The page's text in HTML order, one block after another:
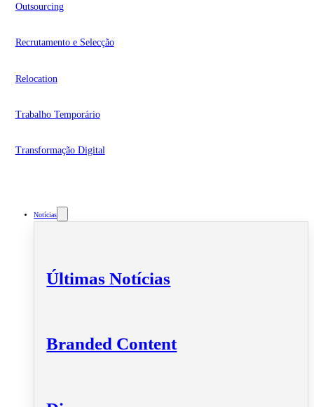
Outsourcing
Recrutamento e Selecção
Relocation
Trabalho Temporário
Transformação Digital
Notícias
Últimas Notícias
Branded Content